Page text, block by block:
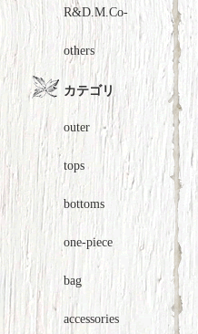
R&D.M.Co-
others
カテゴリ
outer
tops
bottoms
one-piece
bag
accessories